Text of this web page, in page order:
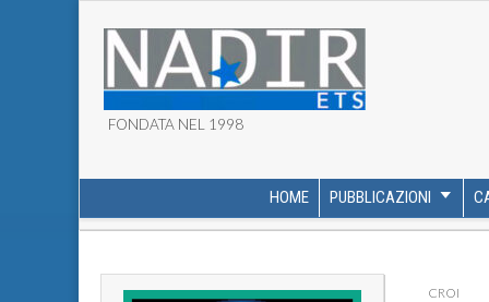
ASSOCIAZIONE
FONDATA NEL 1998
MAIN MENU
HOME PUBBLICAZIONI
SUB MENU
CROI